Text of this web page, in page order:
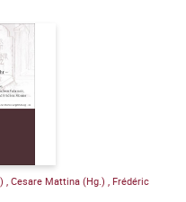
Cesare Mattina (Hg.)
Frédéric